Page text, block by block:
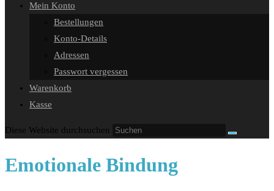
Mein Konto
Bestellungen
Konto-Details
Adressen
Passwort vergessen
Warenkorb
Kasse
Diese Website durchsuchen
Emotionale Bindung